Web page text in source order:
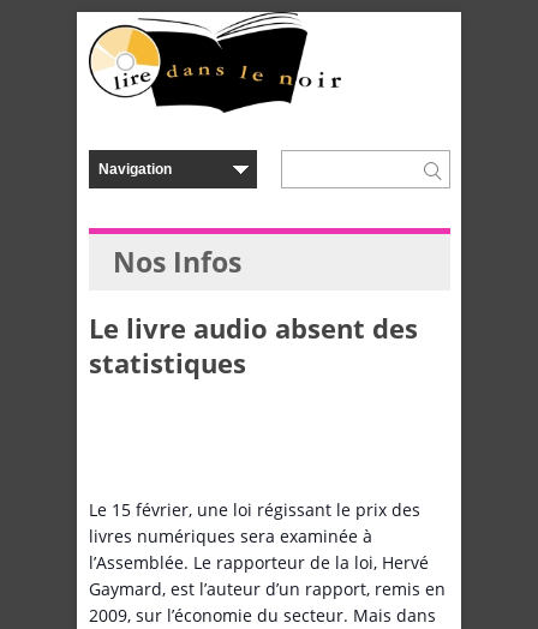
Nos Infos
Le livre audio absent des
statistiques
Le 15 février, une loi régissant le prix des
livres numériques sera examinée à
l’Assemblée. Le rapporteur de la loi, Hervé
Gaymard, est l’auteur d’un rapport, remis en
2009, sur l’économie du secteur. Mais dans